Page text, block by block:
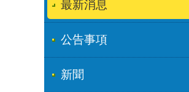
最新消息
公告事項
新聞